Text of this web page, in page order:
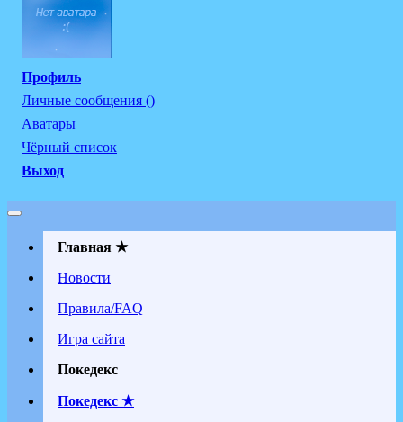
Профиль
Личные сообщения ()
Аватары
Чёрный список
Выход
Главная ★
Новости
Правила/FAQ
Игра сайта
Покедекс
Покедекс ★